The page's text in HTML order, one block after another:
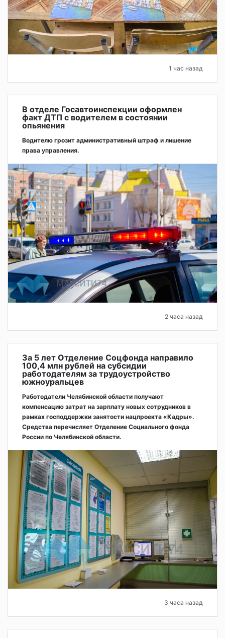
1 час назад
В отделе Госавтоинспекции оформлен
факт ДТП с водителем в состоянии
опьянения
Водителю грозит административный штраф и лишение
права управления.
2 часа назад
За 5 лет Отделение Соцфонда направило
100,4 млн рублей на субсидии
работодателям за трудоустройство
южноуральцев
Работодатели Челябинской области получают
компенсацию затрат на зарплату новых сотрудников в
рамках господдержки занятости нацпроекта «Кадры».
Средства перечисляет Отделение Социального фонда
России по Челябинской области.
3 часа назад